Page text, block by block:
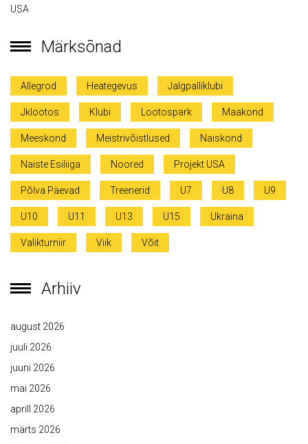
USA
Märksõnad
Allegrod Heategevus Jalgpalliklubi
Jklootos Klubi Lootospark Maakond
Meeskond Meistrivõistlused Naiskond
Naiste Esiliiga Noored Projekt USA
Põlva Päevad Treenerid U7 U8 U9
U10 U11 U13 U15 Ukraina
Valikturniir Viik Võit
Arhiiv
august 2026
juuli 2026
juuni 2026
mai 2026
aprill 2026
märts 2026